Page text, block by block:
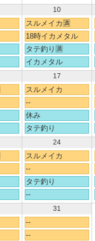
10
スルメイカ🈵
18時イカメタル
タテ釣り🈵
イカメタル
17
スルメイカ
--
休み
タテ釣り
24
スルメイカ
--
タテ釣り
--
31
--
--